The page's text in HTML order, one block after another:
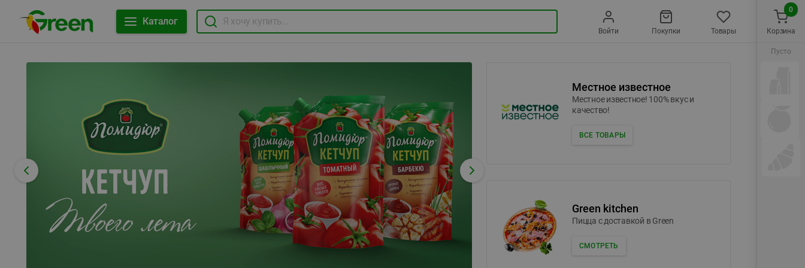
Каталог
Войти Покупки Товары
Местное известное
Местное известное! 100% вкус и
качество!
ВСЕ ТОВАРЫ
Green kitchen
Пицца c доставкой в Green
СМОТРЕТЬ
Корзина
0
Пусто